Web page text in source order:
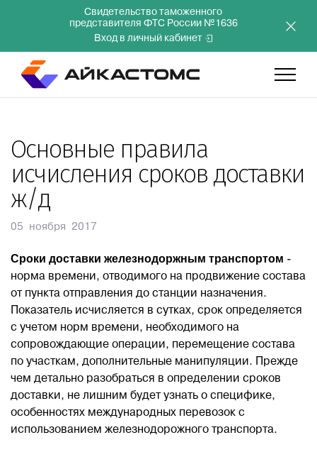
Свидетельство таможенного
представителя ФТС России №1636
Вход в личный кабинет
Услуги
Компания
Преимущества
Блог
Контакты
8 800 551 51 47
Основные правила
исчисления сроков доставки
ж/д
05 ноября 2017
Сроки доставки железнодоржным транспортом -
норма времени, отводимого на продвижение состава
от пункта отправления до станции назначения.
Показатель исчисляется в сутках, срок определяется
с учетом норм времени, необходимого на
сопровождающие операции, перемещение состава
по участкам, дополнительные манипуляции. Прежде
чем детально разобраться в определении сроков
доставки, не лишним будет узнать о специфике,
особенностях международных перевозок с
использованием железнодорожного транспорта.